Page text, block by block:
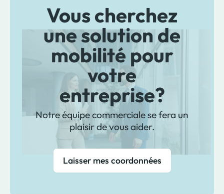
Vous cherchez
une solution de
mobilité pour
votre
entreprise?
Notre équipe commerciale se fera un
plaisir de vous aider.
Laisser mes coordonnées